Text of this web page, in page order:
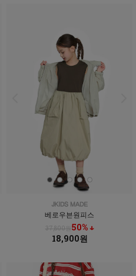
베로우븐원피스
37,800원50% ↓
18,900원